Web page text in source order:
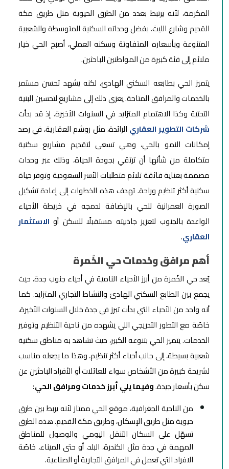
المكرمة، لأنه يرتبط بعدد من الطرق الحيوية مثل طريق مكة
القديم وشارع الليث. بفضل وحداته السكنية المتوسطة والشعبية
المتنوعة وبأسعاره المتفاوتة وسكنه العملي، أصبح الحي خيار
ملائم إلى فئة كبيرة من المواطنين الباحثين.
يتميز الحي بطابعه السكني الهادئ، لكنه يشهد تحسن مستمر
بالخدمات والمرافق المتاحة. يعزى ذلك إلى مشاريع لتحسين البنية
التحتية وكذا الاهتمام المتزايد في السنوات الأخيرة. إذ قد بدأت
شركات التطوير العقاري الرائدة، مثل روشم العقارية، في رصد
إمكانات النمو بالحي، وهي تسعى لتقديم مشاريع سكنية
متكاملة من شأنها أن ترتقي بجودة الحياة، وذلك عبر وحدات
مصممة بعناية فائقة تلائم متطلبات الأسر السعودية وتوفر حياة
سكنية أكثر تنظيم وراحة. تهدف هذه الخطوات إلى إعادة تشكيل
الصورة العمرانية للحي بالإضافة لدمجه في خريطة الأحياء
الواعدة بالجنوب لتعزيز جاذبيته مستقبلًا للسكن أو الاستثمار
العقاري.
أهم مرافق وخدمات حي الخُمرة
يُعد حي الخُمرة من أبرز الأحياء النامية في أحياء جنوب جدة، حيث
يجمع بين الطابع السكني الهادئ والنشاط التجاري المتزايد. كما
أنه واحد من الأحياء التي بدأت تبرز في جدة خلال السنوات الأخيرة،
خاصًة مع التطور التدريجي اللي يشهده من ناحية التنظيم وتوفير
الخدمات. يتميز الحي بتنوعه الكبير، حيث تشاهد به مناطق سكنية
شعبية بسيطة، إلى جانب أحياء أكثر تنظيم، وهذا ما يجعله مناسب
لشريحة كبيرة من الأشخاص سواء للعائلات أو الأفراد الباحثين عن
سكن بأسعار جيدة.وفيما يلي أبرز خدمات ومرافق الحي:
من الناحية الجغرافية، موقع الحي ممتاز لأنه يربط بين طرق
حيوية مثل طريق الإسكان، وطريق مكة القديم. هذه الطرق
تسهّل على السكان التنقل اليومي والوصول للمناطق
المهمة في جدة مثل الكندرة، البلد، أو حتى الميناء، خاصًة
الافراد التي تعمل في المرافق التجارية أو الصناعية.